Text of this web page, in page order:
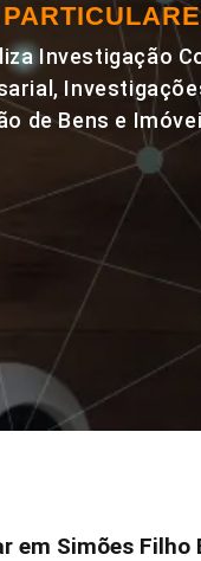
Investigação
de Bens e
em Simões Filho